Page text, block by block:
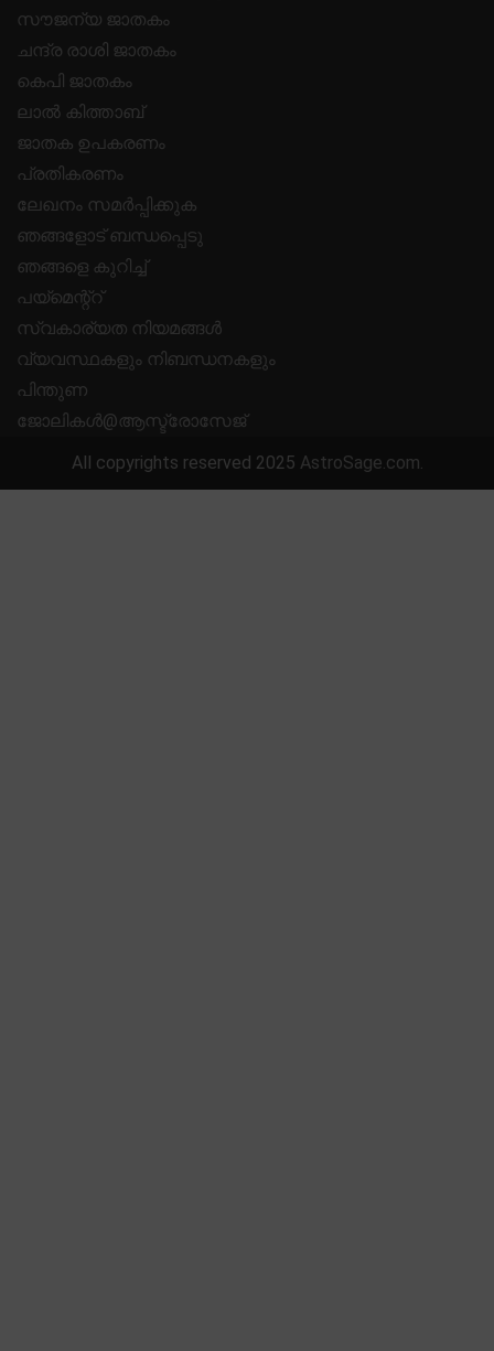
സൗജന്യ ജാതകം
ചന്ദ്ര രാശി ജാതകം
കെപി ജാതകം
ലാൽ കിത്താബ്
ജാതക ഉപകരണം
പ്രതികരണം
ലേഖനം സമർപ്പിക്കുക
ഞങ്ങളോട് ബന്ധപ്പെടു
ഞങ്ങളെ കുറിച്ച്
പയ്മെന്റ്റ്
സ്വകാര്യത നിയമങ്ങൾ
വ്യവസ്ഥകളും നിബന്ധനകളും
പിന്തുണ
ജോലികൾ@ആസ്ട്രോസേജ്
All copyrights reserved 2025 AstroSage.com.